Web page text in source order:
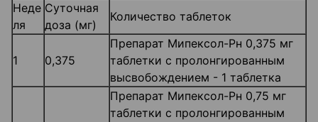
Неде
ля
Суточная
доза (мг)
Количество таблеток
1 0,375
Препарат Мипексол-Рн 0,375 мг
таблетки с пролонгированным
высвобождением - 1 таблетка
Препарат Мипексол-Рн 0,75 мг
таблетки с пролонгированным